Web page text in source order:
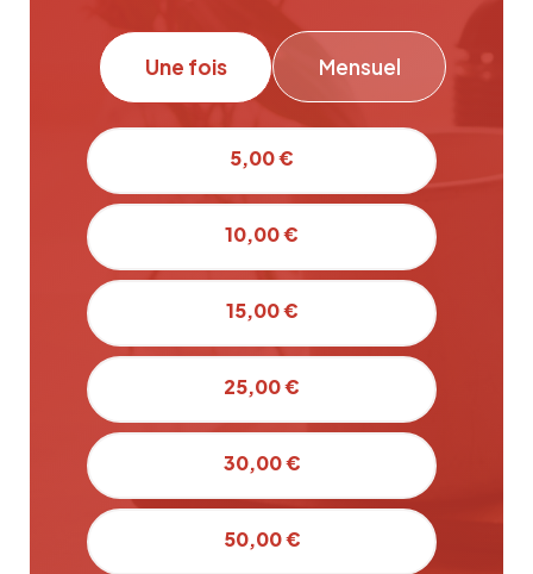
Une fois Mensuel
5,00 €
10,00 €
15,00 €
25,00 €
30,00 €
50,00 €